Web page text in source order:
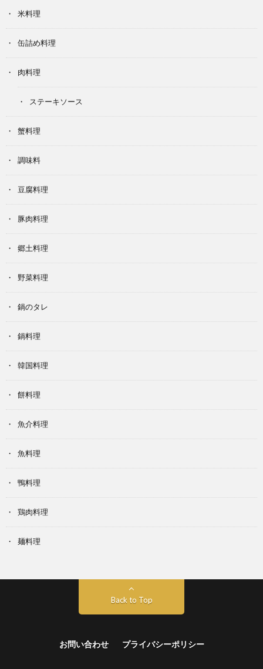
米料理
缶詰め料理
肉料理
ステーキソース
蟹料理
調味料
豆腐料理
豚肉料理
郷土料理
野菜料理
鍋のタレ
鍋料理
韓国料理
餅料理
魚介料理
魚料理
鴨料理
鶏肉料理
麺料理
Back to Top
お問い合わせ プライバシーポリシー